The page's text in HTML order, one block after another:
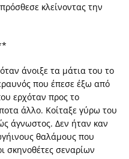
κλείνοντας την
άνοιξε τα μάτια του το
που έπεσε έξω από
ερχόταν προς το
άλλο. Κοίταξε γύρω του
άγνωστος. Δεν ήταν καν
θαλάμους που
σκηνοθέτες σεναρίων